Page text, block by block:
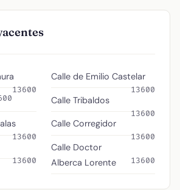
13600
13600
13600
Calle de Emilio Castelar
13600
Calle Tribaldos
13600
Calle Corregidor
13600
Calle Doctor
Alberca Lorente
13600